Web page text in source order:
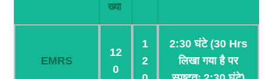
ख्या
EMRS
12
0
1
2
2:30 घंटे (30 Hrs
लिखा गया है पर